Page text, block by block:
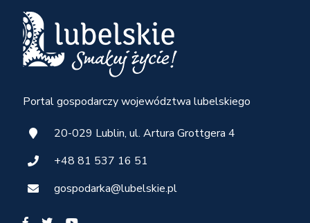
Portal gospodarczy województwa lubelskiego
20-029 Lublin, ul. Artura Grottgera 4
+48 81 537 16 51
gospodarka@lubelskie.pl